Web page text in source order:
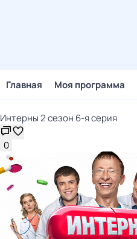
Главная Моя программа
Интерны 2 сезон 6-я серия
0